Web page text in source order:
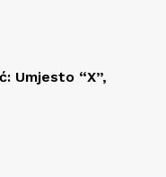
Umjesto “X”,